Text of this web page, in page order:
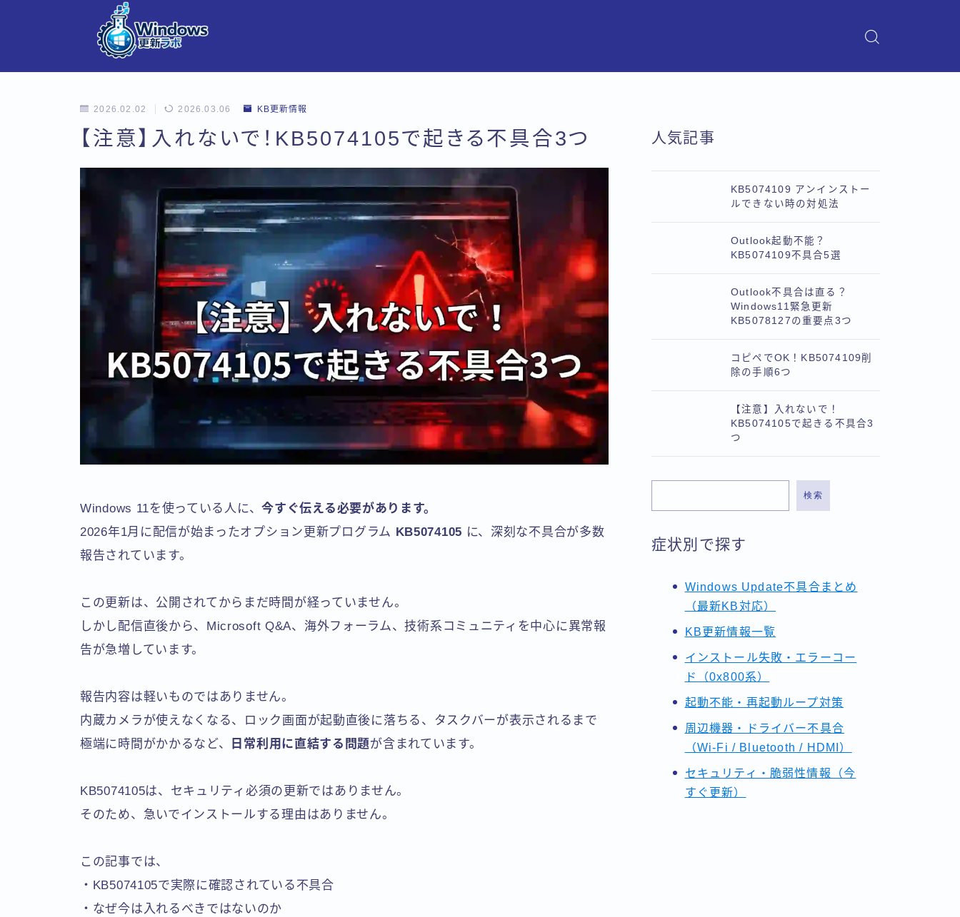
2026.02.02 2026.03.06 KB更新情報
【注意】入れないで！KB5074105で起きる不具合3つ
Windows 11を使っている人に、今すぐ伝える必要があります。
2026年1月に配信が始まったオプション更新プログラム KB5074105 に、深刻な不具合が多数
報告されています。
この更新は、公開されてからまだ時間が経っていません。
しかし配信直後から、Microsoft Q&A、海外フォーラム、技術系コミュニティを中心に異常報
告が急増しています。
報告内容は軽いものではありません。
内蔵カメラが使えなくなる、ロック画面が起動直後に落ちる、タスクバーが表示されるまで
極端に時間がかかるなど、
日常利用に直結する問題が含まれています。
KB5074105は、セキュリティ必須の更新ではありません。
そのため、急いでインストールする理由はありません。
この記事では、
・KB5074105で実際に確認されている不具合
・なぜ今は入れるべきではないのか
人気記事
KB5074109 アンインストー
ルできない時の対処法
Outlook起動不能？
KB5074109不具合5選
Outlook不具合は直る？
Windows11緊急更新
KB5078127の重要点3つ
コピペでOK！KB5074109削
除の手順6つ
【注意】入れないで！
KB5074105で起きる不具合3
つ
検索
症状別で探す
Windows Update不具合まとめ
（最新KB対応）
KB更新情報一覧
インストール失敗・エラーコー
ド（0x800系）
起動不能・再起動ループ対策
周辺機器・ドライバー不具合
（Wi-Fi / Bluetooth / HDMI）
セキュリティ・脆弱性情報（今
すぐ更新）